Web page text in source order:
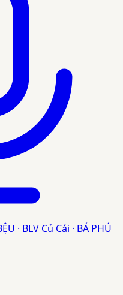
· BLV Củ Cải · BÁ PHÚ